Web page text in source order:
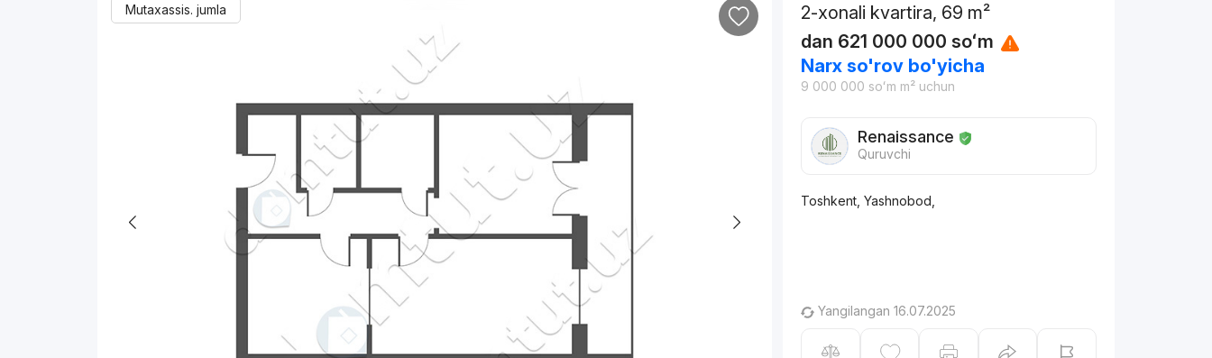
Mutaxassis. jumla
2-xonali kvartira, 69 m²
dan 621 000 000 soʻm
Narx so'rov bo'yicha
9 000 000 soʻm m² uchun
Renaissance
Quruvchi
Toshkent, Yashnobod,
Yangilangan 16.07.2025